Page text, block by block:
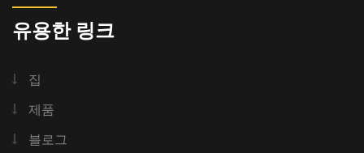
유용한 링크
집
제품
블로그